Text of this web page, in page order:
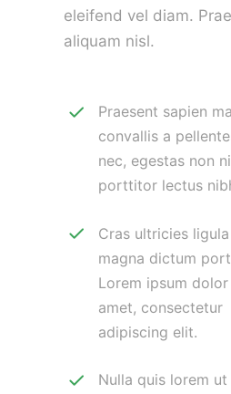
eleifend vel diam.
aliquam nisl.
Praesent sapien
convallis a
nec, egestas non
porttitor lectus
Cras ultricies
magna dictum
Lorem ipsum
amet, consectetur
adipiscing elit.
Nulla quis lorem